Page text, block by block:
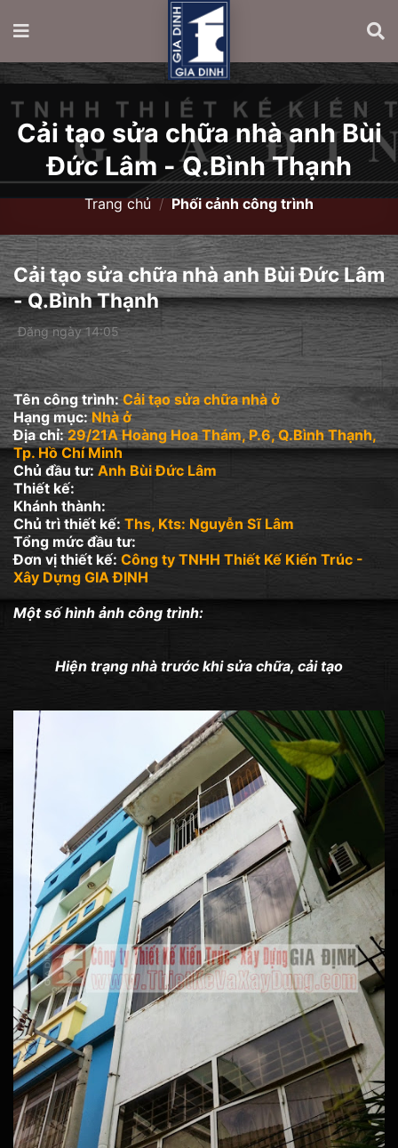
Cải tạo sửa chữa nhà anh Bùi
Đức Lâm - Q.Bình Thạnh
Trang chủ / Phối cảnh công trình
Cải tạo sửa chữa nhà anh Bùi Đức Lâm
- Q.Bình Thạnh
Đăng ngày 14:05
Tên công trình:Cải tạo sửa chữa nhà ở
Hạng mục:Nhà ở
Địa chỉ:29/21A Hoàng Hoa Thám, P.6, Q.Bình Thạnh,
Tp. Hồ Chí Minh
Chủ đầu tư: Anh Bùi Đức Lâm
Thiết kế:
Khánh thành:
Chủ trì thiết kế: Ths, Kts: Nguyễn Sĩ Lâm
Tổng mức đầu tư:
Đơn vị thiết kế: Công ty TNHH Thiết Kế Kiến Trúc -
Xây Dựng GIA ĐỊNH
Một số hình ảnh công trình:
Hiện trạng nhà trước khi sửa chữa, cải tạo